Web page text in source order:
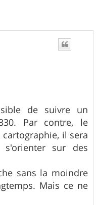
de suivre un
Par contre, le
il sera
sur des
sans la moindre
Mais ce ne